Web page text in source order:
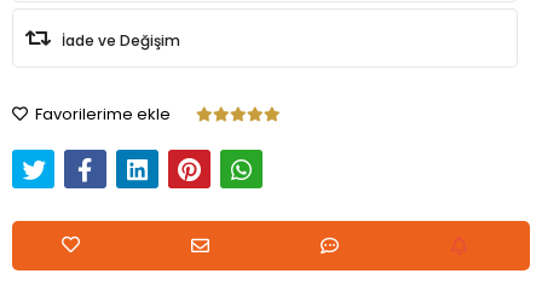
İade ve Değişim
Favorilerime ekle